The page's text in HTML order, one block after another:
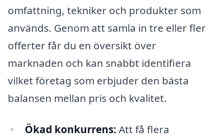
omfattning, tekniker och produkter som
används. Genom att samla in tre eller fler
offerter får du en översikt över
marknaden och kan snabbt identifiera
vilket företag som erbjuder den bästa
balansen mellan pris och kvalitet.
Ökad konkurrens: Att få flera